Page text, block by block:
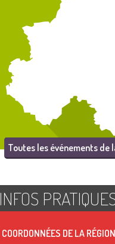
Toutes les événements de
INFOS
COORDONNÉES DE LA